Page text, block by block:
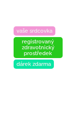
vaše srdcovka
registrovaný
zdravotnický
prostředek
dárek zdarma